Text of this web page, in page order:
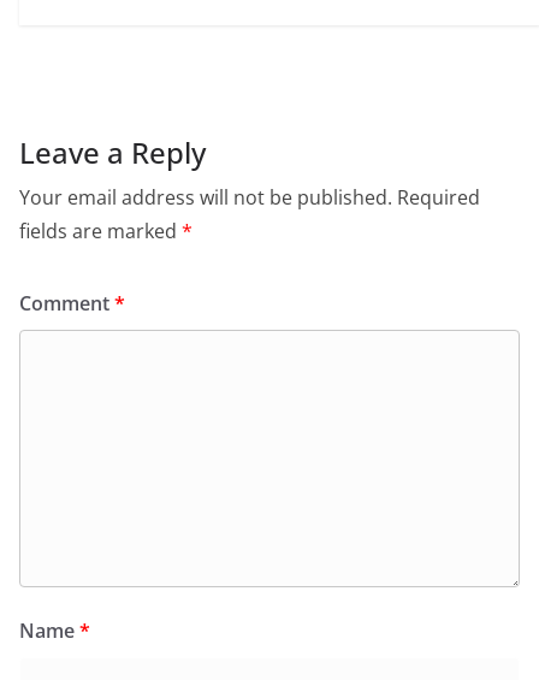
Leave a Reply
Your email address will not be published. Required
fields are marked *
Comment*
Name*